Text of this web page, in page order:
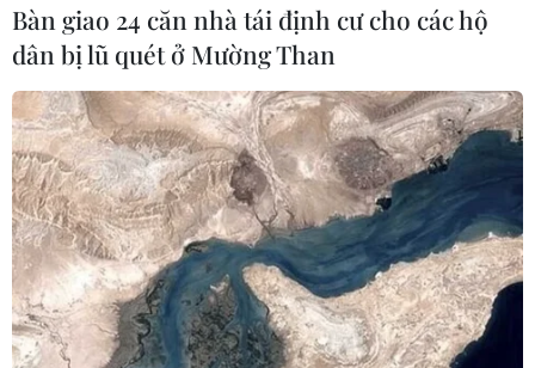
Bàn giao 24 căn nhà tái định cư cho các hộ
dân bị lũ quét ở Mường Than